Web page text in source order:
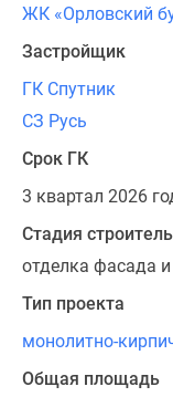
ЖК «Орловский
Застройщик
ГК Спутник
СЗ Русь
Срок ГК
3 квартал 2026
Стадия
отделка фасада
Тип проекта
монолитно-
Общая площадь